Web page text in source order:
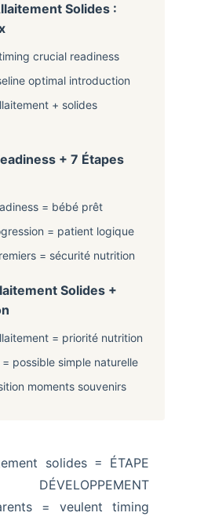
Solides :
crucial readiness
optimal introduction
+ solides
+ 7 Étapes
= bébé prêt
= patient logique
= sécurité nutrition
Solides +
= priorité nutrition
possible simple naturelle
moments souvenirs
solides = ÉTAPE
= veulent timing